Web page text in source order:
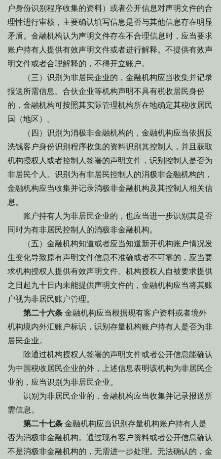
户身份识别程序收集的资料）或者公开信息对声明文件的合
理性进行审核，主要确认填写信息是否与其他信息存在明显
矛盾。金融机构认为声明文件存在不合理信息时，应当要求
账户持有人提供有效声明文件或者进行解释。不提供有效声
明文件或者合理解释的，不得开立账户。
（三）识别为非居民企业的，金融机构应当收集并记录
报送所需信息。合伙企业等机构声明不具有税收居民身份
的，金融机构可按照其实际管理机构所在地确定其税收居民
国（地区）。
（四）识别为消极非金融机构的，金融机构应当依据反
洗钱客户身份识别程序收集的资料识别其控制人，并且获取
机构授权人或者控制人签署的声明文件，识别控制人是否为
非居民个人。识别为有非居民控制人的消极非金融机构的，
金融机构应当收集并记录消极非金融机构及其控制人相关信
息。
账户持有人为非居民企业的，也应当进一步识别其是否
同时为有非居民控制人的消极非金融机构。
（五）金融机构知道或者应当知道新开机构账户情况发
生变化导致原有声明文件信息不准确或者不可靠的，应当要
求机构授权人提供有效声明文件。机构授权人自被要求提供
之日起九十日内未能提供声明文件的，金融机构应当将其账
户视为非居民账户管理。
第二十六条 金融机构应当根据现有客户资料或者境外
机构境内外汇账户标识，识别存量机构账户持有人是否为非
居民企业。
除通过机构授权人签署的声明文件或者公开信息能确认
为中国税收居民企业的外，上述信息表明该机构为非居民企
业的，应当识别为非居民企业。
识别为非居民企业的，金融机构应当收集并记录报送所
需信息。
第二十七条 金融机构应当识别存量机构账户持有人是
否为消极非金融机构。通过现有客户资料或者公开信息确认
不是消极非金融机构的，无需进一步处理。无法确认的，金